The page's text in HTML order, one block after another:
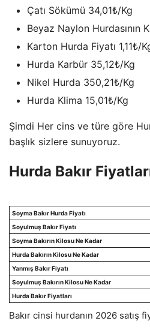
Çatı Sökümü 34,01₺/Kg
Beyaz Naylon Hurdasının
Karton Hurda Fiyatı 1,11₺/
Hurda Karbür 35,12₺/Kg
Nikel Hurda 350,21₺/Kg
Hurda Klima 15,01₺/Kg
Şimdi Her cins ve türe göre
başlık sizlere sunuyoruz.
Hurda Bakır
Soyma Bakır Hurda Fiyatı
Soyulmuş Bakır Fiyatı
Soyma Bakırın Kilosu Ne Kadar
Hurda Bakırın Kilosu Ne Kadar
Yanmış Bakır Fiyatı
Soyulmuş Bakırın Kilosu Ne Kadar
Hurda Bakır Fiyatları
Bakır cinsi hurdanın 2026 satış